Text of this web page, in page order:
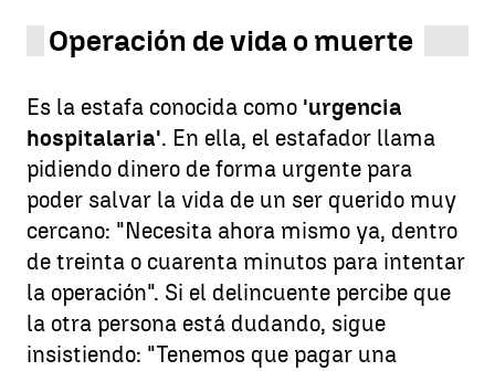
Operación de vida o muerte
Es la estafa conocida como 'urgencia
hospitalaria'. En ella, el estafador llama
pidiendo dinero de forma urgente para
poder salvar la vida de un ser querido muy
cercano: "Necesita ahora mismo ya, dentro
de treinta o cuarenta minutos para intentar
la operación". Si el delincuente percibe que
la otra persona está dudando, sigue
insistiendo: "Tenemos que pagar una